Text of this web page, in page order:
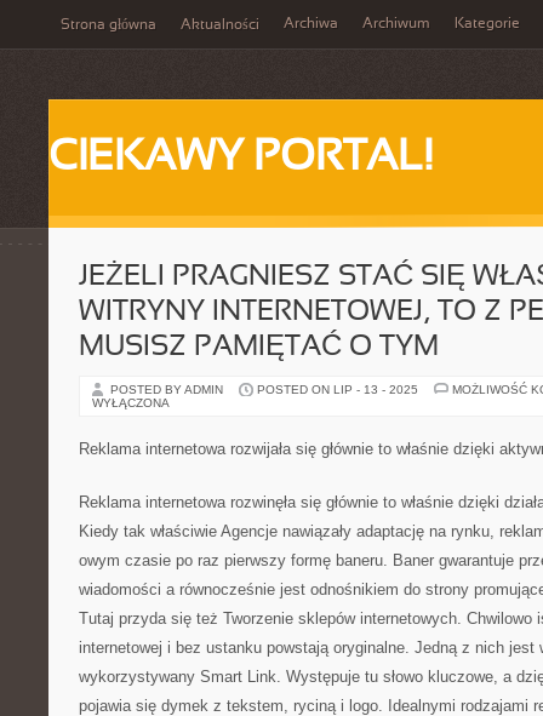
Strona główna Aktualności Archiwa Archiwum Kategorie
CIEKAWY PORTAL!
JEŻELI PRAGNIESZ STAĆ SIĘ
WITRYNY INTERNETOWEJ, TO Z
MUSISZ PAMIĘTAĆ O TYM
POSTED BY ADMIN POSTED ON LIP - 13 - 2025
MOŻLIWOŚĆ
WYŁĄCZONA
Reklama internetowa rozwijała się głównie to właśnie dzięki
Reklama internetowa rozwinęła się głównie to właśnie dzięki
Kiedy tak właściwie Agencje nawiązały adaptację na rynku,
owym czasie po raz pierwszy formę baneru. Baner gwarantuje
wiadomości a równocześnie jest odnośnikiem do strony
Tutaj przyda się też Tworzenie sklepów internetowych. Chwilowo
internetowej i bez ustanku powstają oryginalne. Jedną z nich jest
wykorzystywany Smart Link. Występuje tu słowo kluczowe, a
pojawia się dymek z tekstem, ryciną i logo. Idealnymi rodzajami